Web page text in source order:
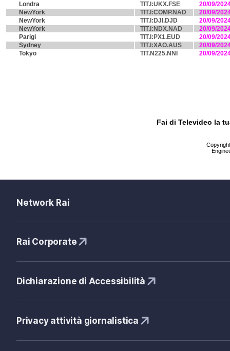
Londra
TIT.I:UKX.FSE
20/09/
NewYork
TIT.I:COMP.NAD
20/09/
NewYork
TIT.I:DJI.DJD
20/09/
NewYork
TIT.I:NDX.NAD
20/09/
Parigi
TIT.I:PX1.EUD
20/09/
Sydney
TIT.I:XAO.AUS
20/09/
Tokyo
TIT.N225.NNI 20/09/
Fai di Televideo la